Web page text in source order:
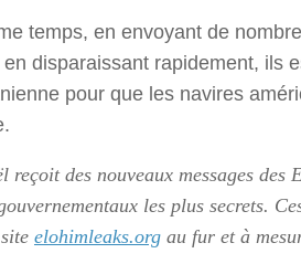
temps, en envoyant de
disparaissant rapidement, ils
pour que les navires
reçoit des nouveaux messages des
les plus secrets.
elohimleaks.org au fur et à